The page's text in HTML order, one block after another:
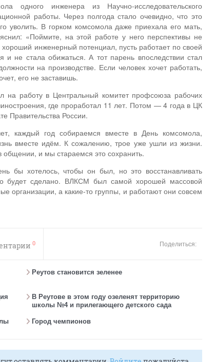
инженера из Научно-исследовательского
работы. Через полгода стало очевидно, что это
В горком комсомола даже приехала его мать,
«Поймите, на этой работе у него перспективы не
инженерный потенциал, пусть работает по своей
не стала обижаться. А тот парень впоследствии стал
на производстве. Если человек хочет работать,
его не заставишь.
на работу в Центральный комитет профсоюза рабочих
где проработал 11 лет. Потом — 4 года в ЦК
Правительства России.
каждый год собираемся вместе в День комсомола,
вместе идём. К сожалению, трое уже ушли из жизни.
и мы стараемся это сохранить.
бы хотелось, чтобы он был, но это восстанавливать
сделано. ВЛКСМ был самой хорошей массовой
организации, а какие-то группы, и работают они совсем
0 Поделиться:
Реутов становится зеленее
В Реутове в этом году озеленят территорию
школы №4 и прилегающего детского сада
Город чемпионов